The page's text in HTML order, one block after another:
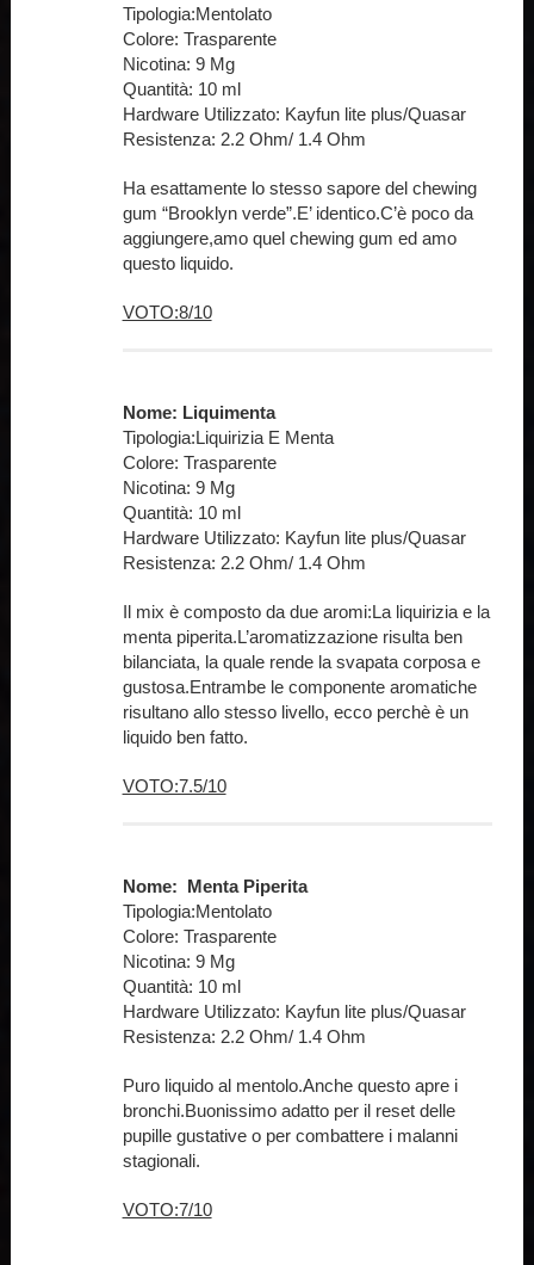
Tipologia:Mentolato
Colore: Trasparente
Nicotina: 9 Mg
Quantità: 10 ml
Hardware Utilizzato: Kayfun lite plus/Quasar
Resistenza: 2.2 Ohm/ 1.4 Ohm
Ha esattamente lo stesso sapore del chewing
gum “Brooklyn verde”.E’ identico.C’è poco da
aggiungere,amo quel chewing gum ed amo
questo liquido.
VOTO:8/10
Nome: Liquimenta
Tipologia:Liquirizia E Menta
Colore: Trasparente
Nicotina: 9 Mg
Quantità: 10 ml
Hardware Utilizzato: Kayfun lite plus/Quasar
Resistenza: 2.2 Ohm/ 1.4 Ohm
Il mix è composto da due aromi:La liquirizia e la
menta piperita.L’aromatizzazione risulta ben
bilanciata, la quale rende la svapata corposa e
gustosa.Entrambe le componente aromatiche
risultano allo stesso livello, ecco perchè è un
liquido ben fatto.
VOTO:7.5/10
Nome: Menta Piperita
Tipologia:Mentolato
Colore: Trasparente
Nicotina: 9 Mg
Quantità: 10 ml
Hardware Utilizzato: Kayfun lite plus/Quasar
Resistenza: 2.2 Ohm/ 1.4 Ohm
Puro liquido al mentolo.Anche questo apre i
bronchi.Buonissimo adatto per il reset delle
pupille gustative o per combattere i malanni
stagionali.
VOTO:7/10